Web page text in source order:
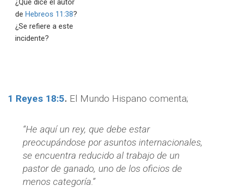
¿Qué dice el autor
de Hebreos 11:38?
¿Se refiere a este
incidente?
1 Reyes 18:5. El Mundo Hispano comenta;
“He aquí un rey, que debe estar
preocupándose por asuntos internacionales,
se encuentra reducido al trabajo de un
pastor de ganado, uno de los oficios de
menos categoría.”